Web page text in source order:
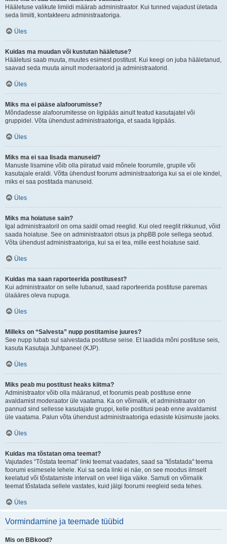
Hääletuse valikute limiidi määrab administraator. Kui tunned vajadust ületada
seda limiiti, kontakteeru administraatoriga.
Üles
Kuidas ma muudan või kustutan hääletuse?
Hääletusi saab muuta, muutes esimest postitust. Kui keegi on juba hääletanud,
saavad seda muuta ainult moderaatorid ja administraatorid.
Üles
Miks ma ei pääse alafoorumisse?
Mõndadesse alafoorumitesse on ligipääs ainult teatud kasutajatel või
gruppidel. Võta ühendust administraatoriga, et saada ligipääs.
Üles
Miks ma ei saa lisada manuseid?
Manuste lisamine võib olla piiratud vaid mõnele foorumile, grupile või
kasutajale eraldi. Võtta ühendust foorumi administraatoriga kui sa ei ole kindel,
miks ei saa postitada manuseid.
Üles
Miks ma hoiatuse sain?
Igal administraatoril on oma saidil omad reeglid. Kui oled reeglit rikkunud, võid
saada hoiatuse. See on administraatori otsus ja phpBB pole sellega seotud.
Võta ühendust administraatoriga, kui sa ei tea, mille eest hoiatuse said.
Üles
Kuidas ma saan raporteerida postitusest?
Kui administraator on selle lubanud, saad raporteerida postituse paremas
ülaääres oleva nupuga.
Üles
Milleks on “Salvesta” nupp postitamise juures?
See nupp lubab sul salvestada postituse seise. Et laadida mõni postituse seis,
kasuta Kasutaja Juhtpaneel (KJP).
Üles
Miks peab mu postitust heaks kiitma?
Administraator võib olla määranud, et foorumis peab postituse enne
avaldamist moderaator üle vaatama. Ka on võimalik, et administraator on
pannud sind sellesse kasutajate gruppi, kelle postitusi peab enne avaldamist
üle vaatama. Palun võta ühendust administraatoriga edasiste küsimuste jaoks.
Üles
Kuidas ma tõstatan oma teemat?
Vajutades “Tõstata teemat” linki teemat vaadates, saad sa "tõstatada" teema
foorumi esimesele lehele. Kui sa seda linki ei näe, on see moodus ilmselt
keelatud või tõstatamiste intervall on veel liiga väike. Samuti on võimalik
teemat tõstatada sellele vastates, kuid jälgi foorumi reegleid seda tehes.
Üles
Vormindamine ja teemade tüübid
Mis on BBkood?